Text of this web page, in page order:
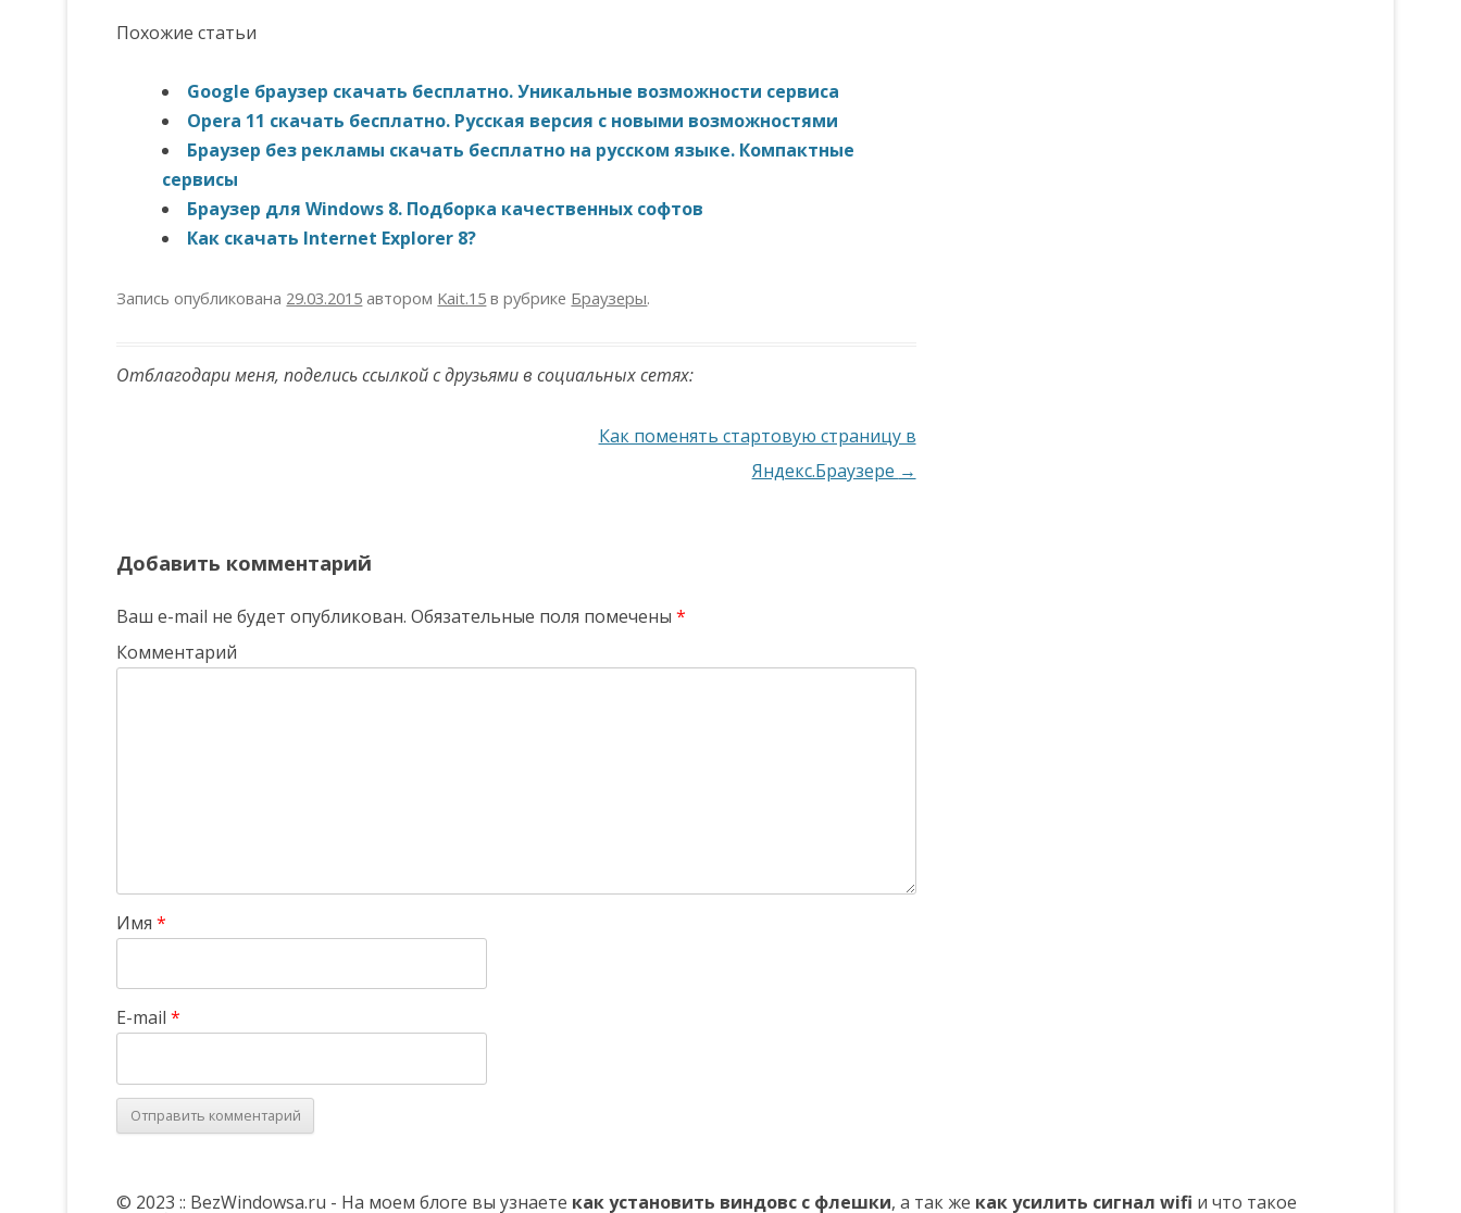
Похожие статьи
Google браузер скачать бесплатно. Уникальные возможности сервиса
Оpera 11 скачать бесплатно. Русская версия с новыми возможностями
Браузер без рекламы скачать бесплатно на русском языке. Компактные
сервисы
Браузер для Windows 8. Подборка качественных софтов
Как скачать Internet Explorer 8?
Запись опубликована 29.03.2015 автором Kait.15 в рубрике Браузеры.
Отблагодари меня, поделись ссылкой с друзьями в социальных сетях:
Как поменять стартовую страницу в
Яндекс.Браузере →
Добавить комментарий
Ваш e-mail не будет опубликован. Обязательные поля помечены*
Комментарий
Имя*
E-mail*
© 2023 :: BezWindowsa.ru - На моем блоге вы узнаете как установить виндовс с флешки, а так же как усилить сигнал wifi и что такое